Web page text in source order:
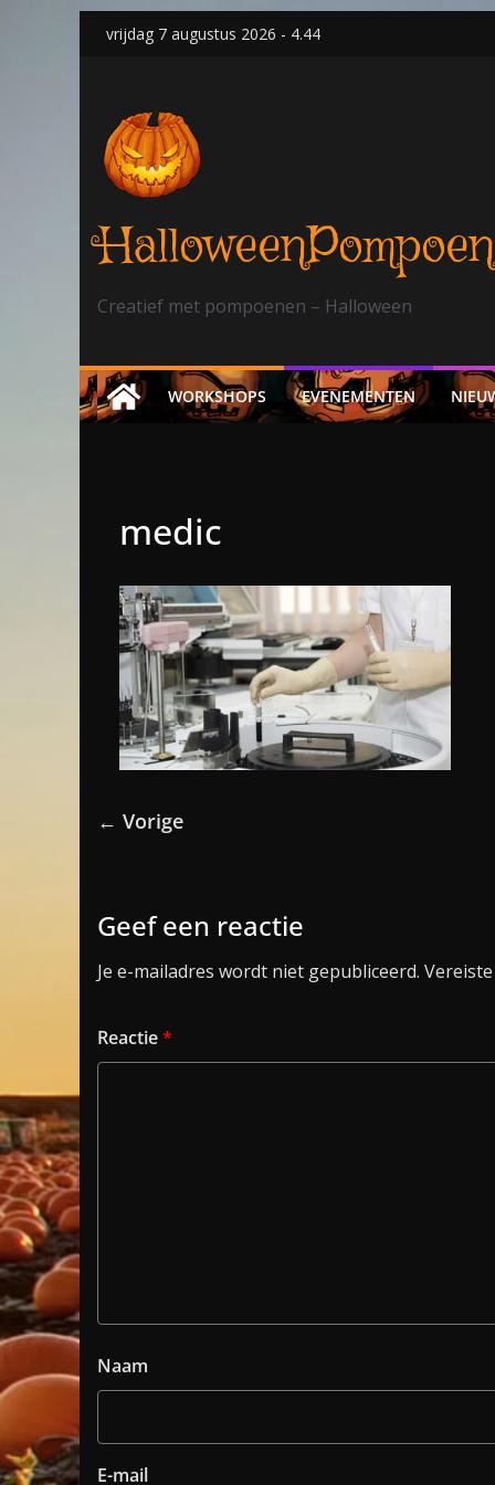
Skipvrijdag 7 augustus 2026 - 4.44
Creatief met pompoenen – Halloween
WORKSHOPS EVENEMENTEN
medic
← Vorige
Geef een reactie
Je e-mailadres wordt niet gepubliceerd.
Reactie*
Naam
E-mail